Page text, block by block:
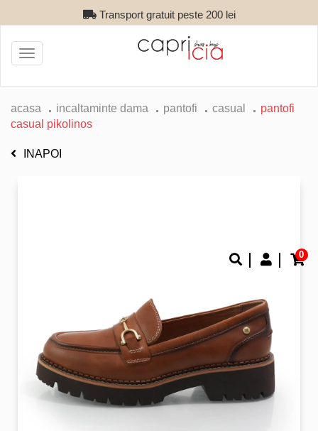
Transport gratuit peste 200 lei
0
Toggle
navigation
acasa incaltaminte dama pantofi casual
pantofi
casual pikolinos
INAPOI